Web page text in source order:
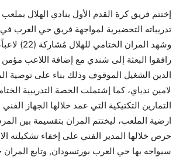
إختتم فريق كرة القدم الأول بنادي الهلال
تدريباته التحضيرية لمواجهة فريق حي العرب
وشهد المران
رافقوا البعثة إلى شندي مع إضافة اللاعب
الدين الشغيل الموقوف وذلك بناء على توصية
لامين ندياي، كما إشتملت الحصة التدريبية
التمارين التكتيكية التي عمد خلالها الجهاز
ارضية الملعب، ليختتم المران بتقسيمة بين
حرص خلالها المدير الفني على إخفاء تشكيلته
سيواجه بها حي العرب بورتسودان, وتابع المران